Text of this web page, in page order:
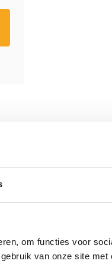
om functies voor
van onze site